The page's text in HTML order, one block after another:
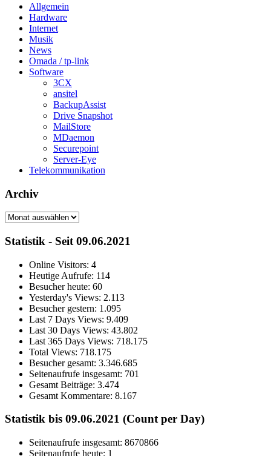
Allgemein
Hardware
Internet
Musik
News
Omada / tp-link
Software
3CX
ansitel
BackupAssist
Drive Snapshot
MailStore
MDaemon
Securepoint
Server-Eye
Telekommunikation
Archiv
Archiv
Statistik - Seit 09.06.2021
Online Visitors: 4
Heutige Aufrufe: 114
Besucher heute: 60
Yesterday's Views: 2.113
Besucher gestern: 1.095
Last 7 Days Views: 9.409
Last 30 Days Views: 43.802
Last 365 Days Views: 718.175
Total Views: 718.175
Besucher gesamt: 3.346.685
Seitenaufrufe insgesamt: 701
Gesamt Beiträge: 3.474
Gesamt Kommentare: 8.167
Statistik bis 09.06.2021 (Count per Day)
Seitenaufrufe insgesamt: 8670866
Seitenaufrufe heute: 1